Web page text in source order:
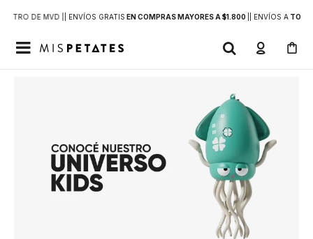
DE MVD | | ENVÍOS GRATIS EN COMPRAS MAYORES A $1.800 | ENVÍOS ATODO
